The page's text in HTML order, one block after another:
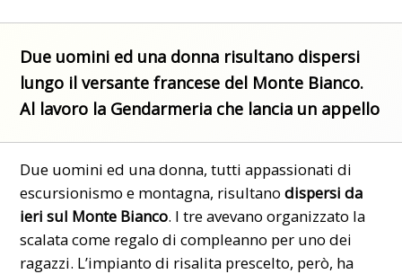
Due uomini ed una donna risultano dispersi
lungo il versante francese del Monte Bianco.
Al lavoro la Gendarmeria che lancia un appello
Due uomini ed una donna, tutti appassionati di
escursionismo e montagna, risultanodispersi da
ieri sul Monte Bianco. I tre avevano organizzato la
scalata come regalo di compleanno per uno dei
ragazzi. L’impianto di risalita prescelto, però, ha